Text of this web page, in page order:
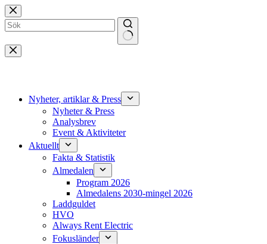
Hoppa
till
innehåll
Inga
resultat
Nyheter, artiklar & Press
Nyheter & Press
Analysbrev
Event & Aktiviteter
Aktuellt
Fakta & Statistik
Almedalen
Program 2026
Almedalens 2030-mingel 2026
Laddguldet
HVO
Always Rent Electric
Fokusländer